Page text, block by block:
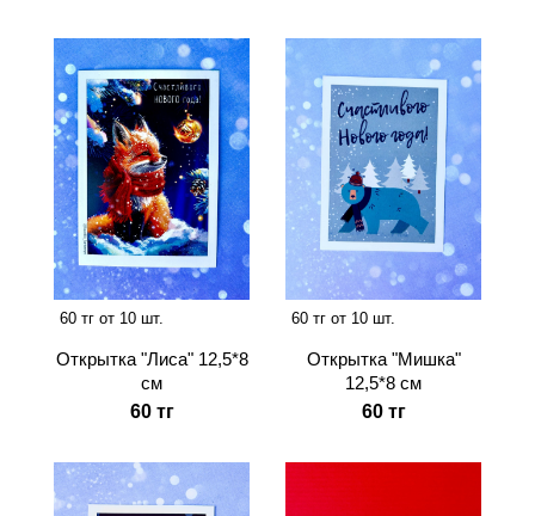
60 тг от 10 шт.
Открытка "Лиса" 12,5*8
см
60 тг
60 тг от 10 шт.
Открытка "Мишка"
12,5*8 см
60 тг